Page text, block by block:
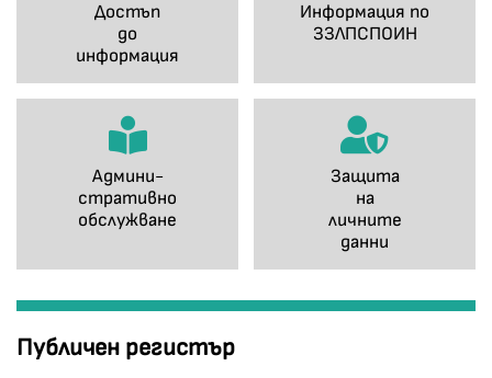
Достъп
до
информация
Информация по
ЗЗЛПСПОИН
Админи-
стративно
обслужване
Защита
на
личните
данни
Публичен регистър